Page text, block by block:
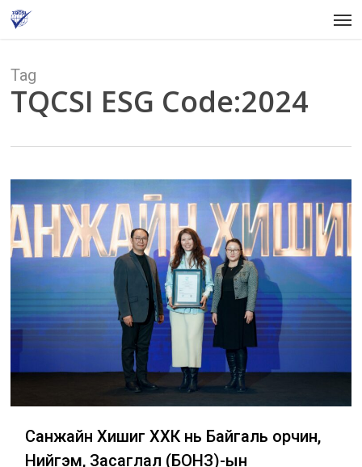
Skip
Tag
TQCSI ESG Code:2024
Санжайн Хишиг ХХК нь Байгаль орчин,
Нийгэм, Засаглал (БОНЗ)-ын